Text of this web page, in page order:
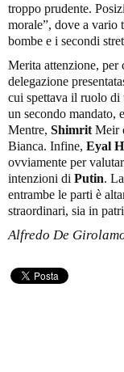
troppo prudente.
morale”, dove a vario
bombe e i secondi
Merita attenzione, per
delegazione
cui spettava il ruolo di
un secondo mandato,
Mentre, Shimrit Meir
Bianca. Infine, Eyal
ovviamente per
intenzioni di Putin.
entrambe le parti è
straordinari, sia in
Alfredo De